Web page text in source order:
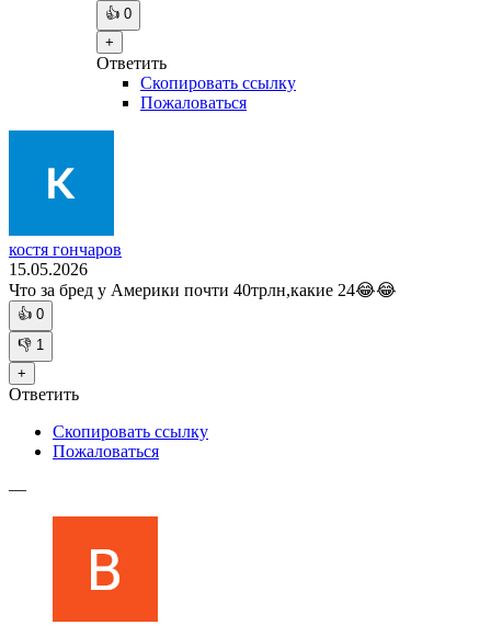
👍 0
+
Ответить
Скопировать ссылку
Пожаловаться
костя гончаров
15.05.2026
Что за бред у Америки почти 40трлн,какие 24😂😂
👍 0
👎 1
+
Ответить
Скопировать ссылку
Пожаловаться
—